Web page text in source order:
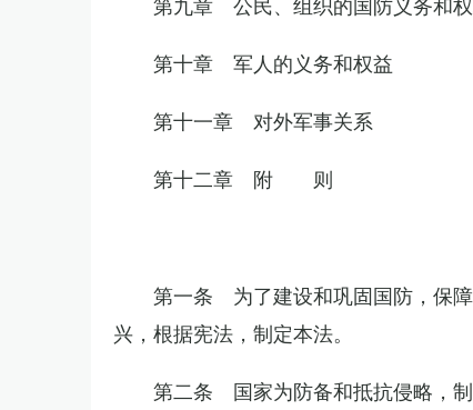
第十章 军人的义务和权益
第十一章 对外军事关系
第十二章 附 则
第一条 为了建设和巩固国防，保
兴，根据宪法，制定本法。
第二条 国家为防备和抵抗侵略，